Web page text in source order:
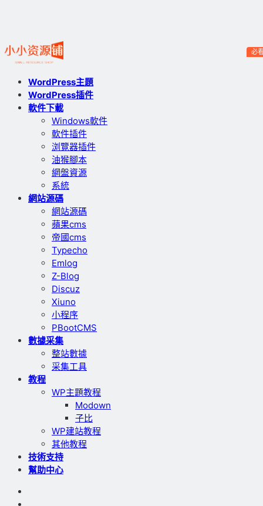
WordPress主題
WordPress插件
軟件下載
Windows軟件
軟件插件
浏覽器插件
油猴腳本
網盤資源
系統
網站源碼
網站源碼
蘋果cms
帝國cms
Typecho
Emlog
Z-Blog
Discuz
Xiuno
小程序
PBootCMS
數據采集
整站數據
采集工具
教程
WP主題教程
Modown
子比
WP建站教程
其他教程
技術支持
幫助中心
必